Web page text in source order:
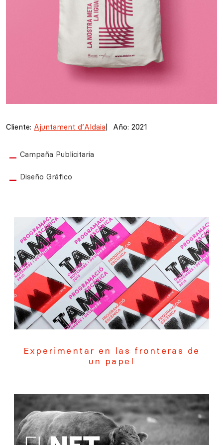
Cliente: Ajuntament d’Aldaia Año: 2021
Campaña Publicitaria
Diseño Gráfico
Experimentar en las fronteras de
un papel